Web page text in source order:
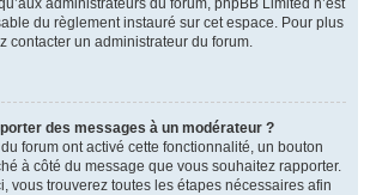
administrateurs du forum, phpBB Limited n’est
du règlement instauré sur cet espace. Pour plus
contacter un administrateur du forum.
des messages à un modérateur ?
forum ont activé cette fonctionnalité, un bouton
à côté du message que vous souhaitez rapporter.
vous trouverez toutes les étapes nécessaires afin